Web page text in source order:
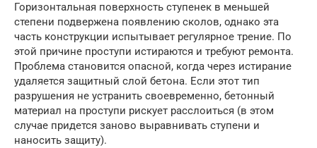
Горизонтальная поверхность ступенек в меньшей
степени подвержена появлению сколов, однако эта
часть конструкции испытывает регулярное трение. По
этой причине проступи истираются и требуют ремонта.
Проблема становится опасной, когда через истирание
удаляется защитный слой бетона. Если этот тип
разрушения не устранить своевременно, бетонный
материал на проступи рискует расслоиться (в этом
случае придется заново выравнивать ступени и
наносить защиту).